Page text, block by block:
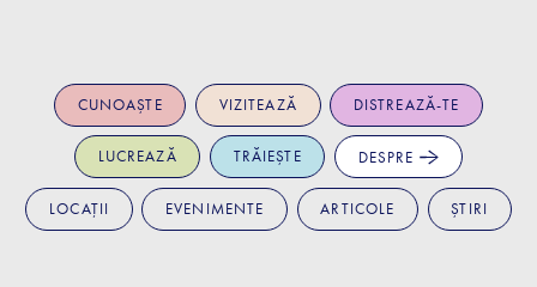
CUNOAȘTE VIZITEAZĂ DISTREAZĂ-TE
LUCREAZĂ TRĂIEȘTE DESPRE
LOCAȚII EVENIMENTE ARTICOLE ȘTIRI